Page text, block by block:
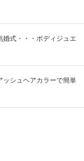
式・・・ボディジュエ
ッシュヘアカラーで簡単